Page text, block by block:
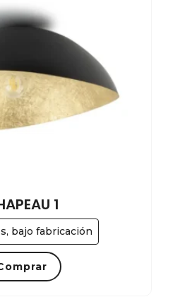
bajo fabricación
1